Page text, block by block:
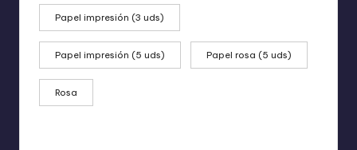
34,99 €
Papel impresión (3 uds)
Papel impresión (5 uds) Papel rosa (5 uds)
Rosa